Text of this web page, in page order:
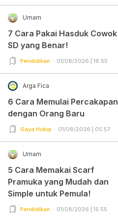
Umam
7 Cara Pakai Hasduk Cowok
SD yang Benar!
Pendidikan 01/08/2026 | 16:55
Arga Fica
6 Cara Memulai Percakapan
dengan Orang Baru
Gaya Hidup 01/08/2026 | 05:57
Umam
5 Cara Memakai Scarf
Pramuka yang Mudah dan
Simple untuk Pemula!
Pendidikan 01/08/2026 | 15:55